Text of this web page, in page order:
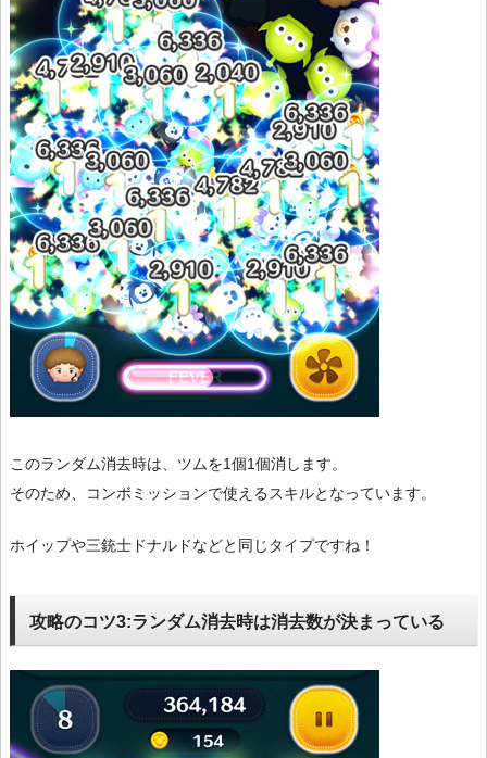
このランダム消去時は、ツムを1個1個消します。
そのため、コンボミッションで使えるスキルとなっています。
ホイップや三銃士ドナルドなどと同じタイプですね！
攻略のコツ3:ランダム消去時は消去数が決まっている